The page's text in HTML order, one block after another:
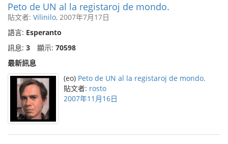
Peto de UN al la registaroj de mondo.
貼文者: Vilinilo, 2007年7月17日
語言: Esperanto
訊息: 3 顯示: 70598
最新訊息
(eo) Peto de UN al la registaroj de mondo.
貼文者: rosto
2007年11月16日